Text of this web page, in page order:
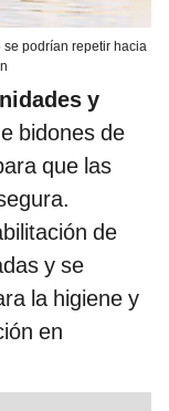
podrían repetir hacia
y
bidones de
que las
de
y se
la higiene y
en